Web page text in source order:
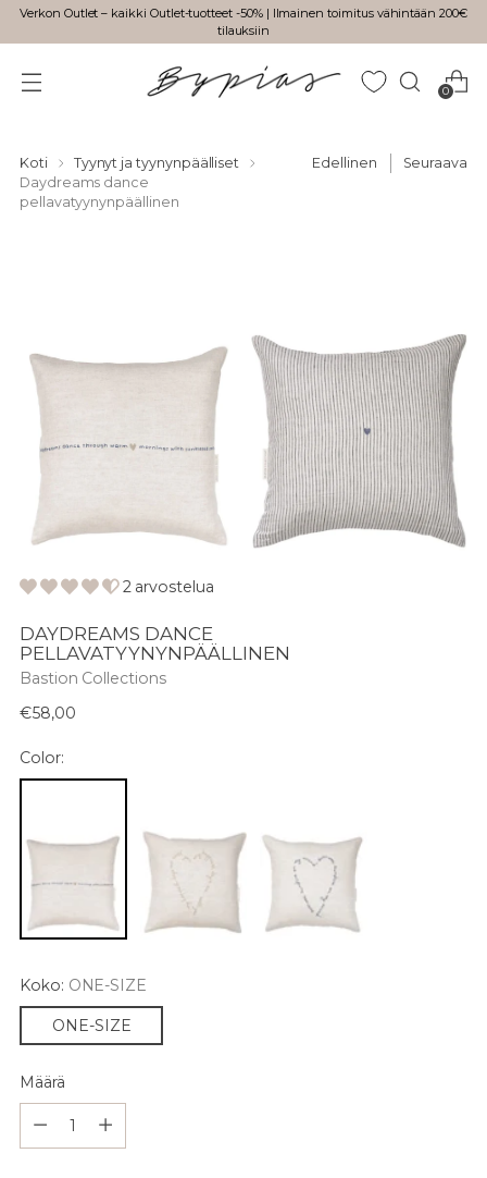
Verkon Outlet – kaikki Outlet-tuotteet -50% | Ilmainen toimitus vähintään 200€
tilauksiin
0
Koti
Tyynyt ja tyynynpäälliset
Daydreams dance
pellavatyynynpäällinen
Edellinen Seuraava
2 arvostelua
DAYDREAMS DANCE
PELLAVATYYNYNPÄÄLLINEN
Bastion Collections
Normaali
€58,00
Color:
Koko: ONE-SIZE
ONE-SIZE
Määrä